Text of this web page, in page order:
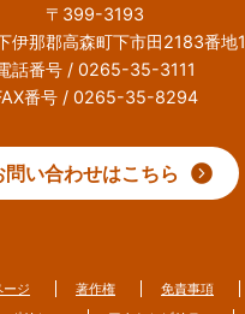
〒399-3193
伊那郡高森町下市田2183番地1
話番号 / 0265-35-3111
番号 / 0265-35-8294
問い合わせはこちら
ージ 著作権 免責事項